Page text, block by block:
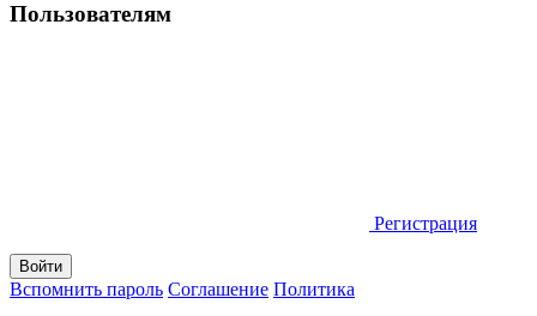
Пользователям
Регистрация
Вспомнить пароль Соглашение Политика